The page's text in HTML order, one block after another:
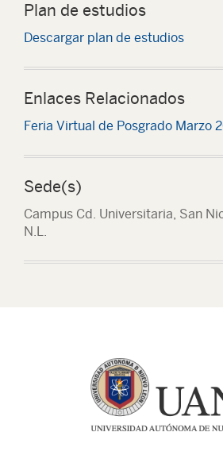
Plan de estudios
Descargar plan de estudios
Enlaces Relacionados
Feria Virtual de Posgrado Marzo
Sede(s)
Campus Cd. Universitaria, San
N.L.